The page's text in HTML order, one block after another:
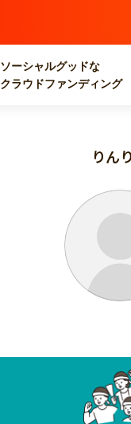
ソーシャルグッドな
クラウドファンディング
りん